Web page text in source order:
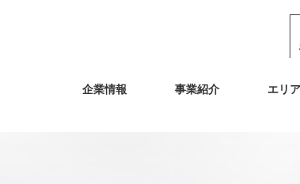
企業情報 事業紹介 エリ